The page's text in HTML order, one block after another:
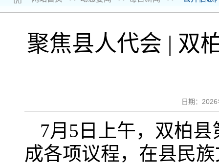
聚焦县人代会 | 双
日期：
7月5日上午，双柏
成各项议程，在县民